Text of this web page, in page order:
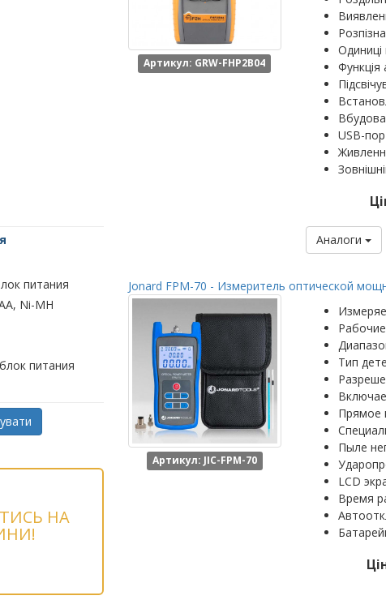
питания
Ni-MH
питания
НА
Артикул: GRW-FHP2B04
USB-
Аналоги
Jonard FPM-70 - Измеритель оптической
Артикул: JIC-FPM-70
Тип
Прямое
Пыле
LCD
Время